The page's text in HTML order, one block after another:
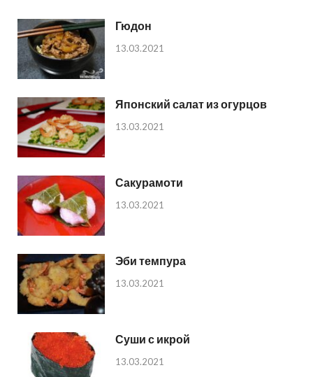
Гюдон
13.03.2021
Японский салат из огурцов
13.03.2021
Сакурамоти
13.03.2021
Эби темпура
13.03.2021
Суши с икрой
13.03.2021